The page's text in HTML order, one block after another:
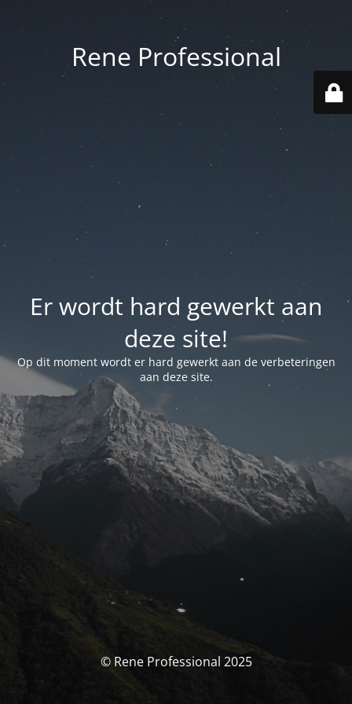
Rene Professional
Er wordt hard gewerkt aan
deze site!
Op dit moment wordt er hard gewerkt aan de verbeteringen
aan deze site.
© Rene Professional 2025